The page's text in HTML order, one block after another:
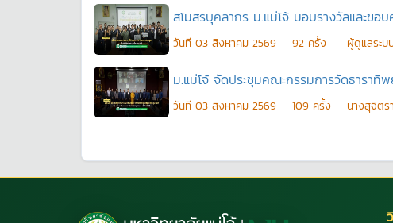
สโมสรบุคลากร ม.แม่โจ้ มอบรางวัลและ
วันที 03 สิงหาคม 2569 92 ครั้ง -ผู้ดูแลระบ
ม.แม่โจ้ จัดประชุมคณะกรรมการวัดธาราทิ
วันที 03 สิงหาคม 2569 109 ครั้ง นางสุจิตร